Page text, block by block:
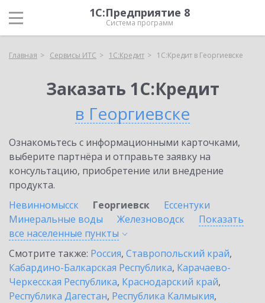
1С:Предприятие 8
Система программ
Главная Сервисы ИТС 1С:Кредит 1С:Кредит в Георгиевске
Заказать 1С:Кредит
в Георгиевске
Ознакомьтесь с информационными карточками,
выберите партнёра и отправьте заявку на
консультацию, приобретение или внедрение
продукта.
Невинномысск
Георгиевск
Ессентуки
Минеральные воды
Железноводск
Показать
все населенные пункты
Смотрите также: Россия, Ставропольский край,
Кабардино-Балкарская Республика, Карачаево-
Черкесская Республика, Краснодарский край,
Республика Дагестан, Республика Калмыкия,